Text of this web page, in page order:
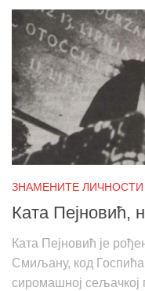
ЗНАМЕНИТЕ ЛИЧНОСТИ
Ката Пејновић,
Ката Пејновић је
Смиљану, код
сиромашној сељачкој